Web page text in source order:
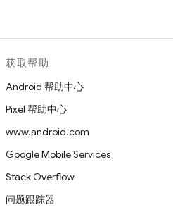
获取帮助
Android 帮助中心
Pixel 帮助中心
www.android.com
Google Mobile Services
Stack Overflow
问题跟踪器